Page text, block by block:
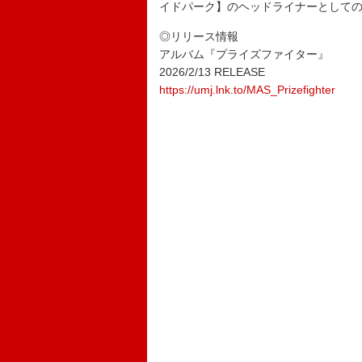
イドパーク】のヘッドライナーとして
◎リリース情報
アルバム『プライズファイター』
2026/2/13 RELEASE
https://umj.lnk.to/MAS_Prizefighter